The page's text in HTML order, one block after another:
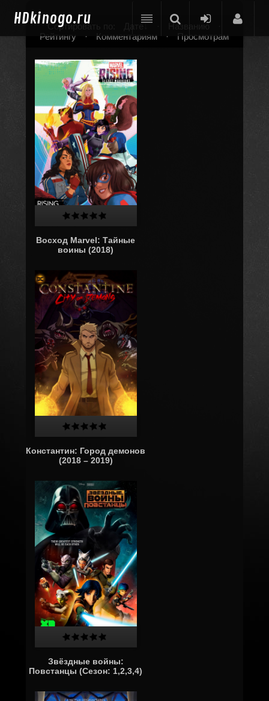
HDkinogo.ru
Сортировать по: Дате Названию
Рейтингу
· Комментариям · Просмотрам
Восход Marvel: Тайные
воины (2018)
Константин: Город демонов
(2018 – 2019)
Звёздные войны:
Повстанцы (Сезон: 1,2,3,4)